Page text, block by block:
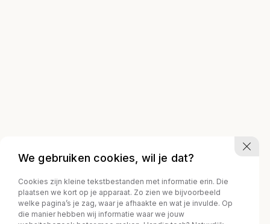
We gebruiken cookies, wil je dat?
Cookies zijn kleine tekstbestanden met informatie erin. Die
plaatsen we kort op je apparaat. Zo zien we bijvoorbeeld
welke pagina’s je zag, waar je afhaakte en wat je invulde. Op
die manier hebben wij informatie waar we jouw